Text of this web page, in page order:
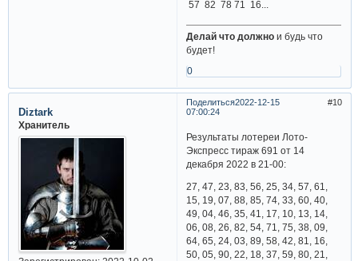
57 82 78 71 16...
Делай что должно и будь что
будет!
0
Поделиться 10
2022-12-15
07:00:24
Diztark
Хранитель
Результаты лотереи Лото-
Экспресс тираж 691 от 14
декабря 2022 в 21-00:
27, 47, 23, 83, 56, 25, 34, 57, 61,
15, 19, 07, 88, 85, 74, 33, 60, 40,
49, 04, 46, 35, 41, 17, 10, 13, 14,
06, 08, 26, 82, 54, 71, 75, 38, 09,
64, 65, 24, 03, 89, 58, 42, 81, 16,
50, 05, 90, 22, 18, 37, 59, 80, 21,